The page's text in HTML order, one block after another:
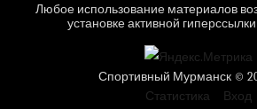
Любое использование материалов
установке активной
Спортивный Мурманск ©
Статистика
Вход